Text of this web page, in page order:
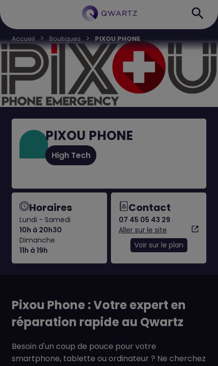
Accueil Boutiques PIXOU PHONE
PIXOU PHONE
High Tech
Horaires
Lundi - Samedi
10h à 20h30
Dimanche
11h à 19h
Contact
07 45 05 43 29
Aller sur le site
Voir sur le plan
Pixou Phone : Votre expert en
réparation rapide au Qwartz
Besoin d'un coup de pouce pour votre
smartphone, tablette ou ordinateur ? Ne cherchez